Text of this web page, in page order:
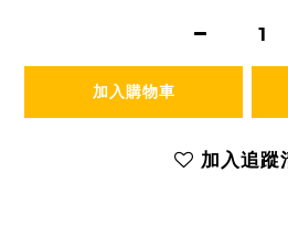
加入購物車
加入追蹤